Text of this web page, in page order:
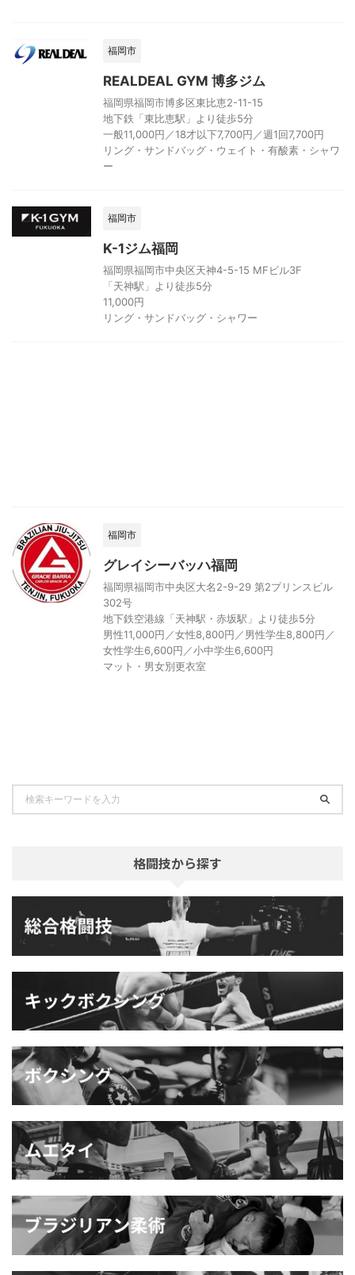
福岡市
REALDEAL GYM 博多ジム
福岡県福岡市博多区東比恵2-11-15
地下鉄「東比恵駅」より徒歩5分
一般11,000円／18才以下7,700円／週1回7,700円
リング・サンドバッグ・ウェイト・有酸素・シャワ
ー
福岡市
K-1ジム福岡
福岡県福岡市中央区天神4-5-15 MFビル3F
「天神駅」より徒歩5分
11,000円
リング・サンドバッグ・シャワー
福岡市
グレイシーバッハ福岡
福岡県福岡市中央区大名2-9-29 第2プリンスビル
302号
地下鉄空港線「天神駅・赤坂駅」より徒歩5分
男性11,000円／女性8,800円／男性学生8,800円／
女性学生6,600円／小中学生6,600円
マット・男女別更衣室
格闘技から探す